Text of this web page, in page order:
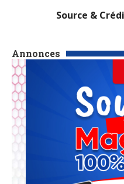
Annonces
Source &